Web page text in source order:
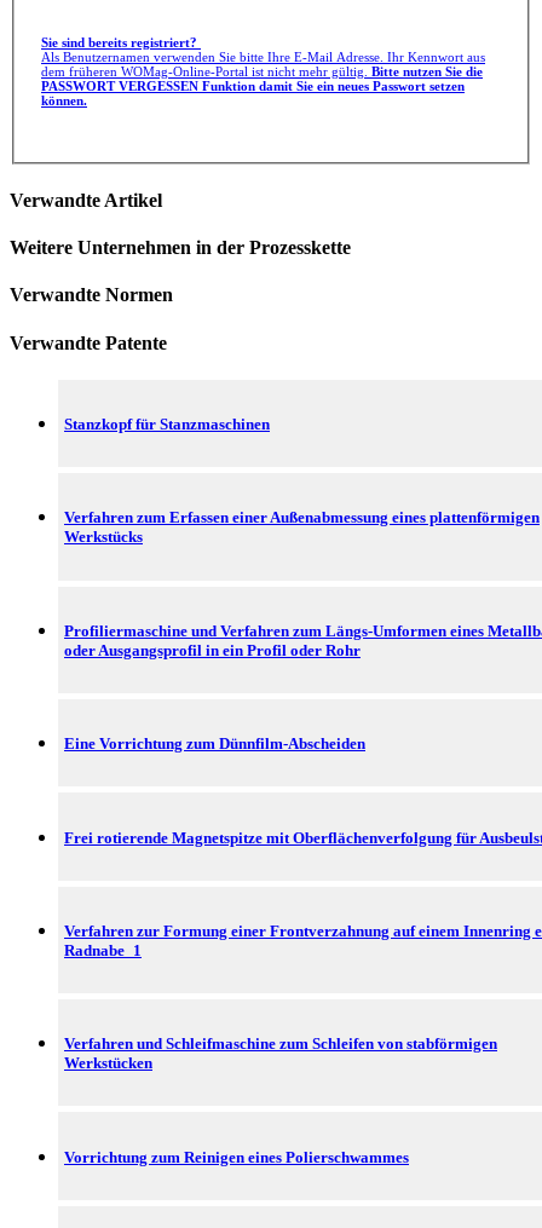
Sie sind bereits registriert?
Als Benutzernamen verwenden Sie bitte Ihre E-Mail Adresse. Ihr Kennwort aus
dem früheren WOMag-Online-Portal ist nicht mehr gültig. Bitte nutzen Sie die
PASSWORT VERGESSEN Funktion damit Sie ein neues Passwort setzen
können.
Verwandte Artikel
Weitere Unternehmen in der Prozesskette
Verwandte Normen
Verwandte Patente
Stanzkopf für Stanzmaschinen
Verfahren zum Erfassen einer Außenabmessung eines plattenförmigen
Werkstücks
Profiliermaschine und Verfahren zum Längs-Umformen eines
oder Ausgangsprofil in ein Profil oder Rohr
Eine Vorrichtung zum Dünnfilm-Abscheiden
Frei rotierende Magnetspitze mit Oberflächenverfolgung für
Verfahren zur Formung einer Frontverzahnung auf einem Innenring
Radnabe_1
Verfahren und Schleifmaschine zum Schleifen von stabförmigen
Werkstücken
Vorrichtung zum Reinigen eines Polierschwammes